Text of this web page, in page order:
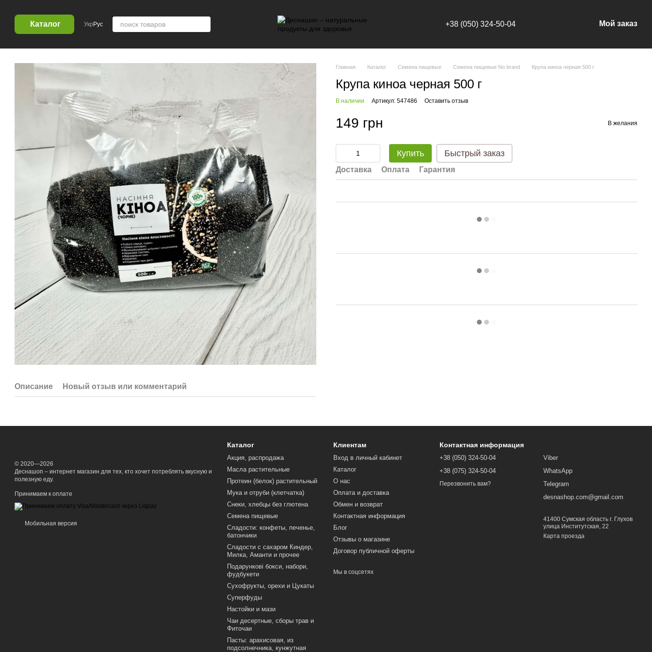
Каталог Укр Рус +38 (050) 324-50-04 Мой заказ
Описание Новый отзыв или комментарий
Главная Каталог Семена пищевые Семена пищевые No brand Крупа киноа черная 500 г
Крупа киноа черная 500 г
В наличии Артикул: 547486 Оставить отзыв
149 грн В желания
Купить Быстрый заказ
Доставка Оплата Гарантия
© 2020—2026
Деснашоп – интернет магазин для тех, кто хочет потреблять вкусную и
полезную еду.
Принимаем к оплате
Мобильная версия
Каталог
Акция, распродажа
Масла растительные
Протеин (белок) растительный
Мука и отруби (клетчатка)
Снеки, хлебцы без глютена
Семена пищевые
Сладости: конфеты, печенье,
батончики
Сладости с сахаром Киндер,
Милка, Аманти и прочее
Подарункові бокси, набори,
фудбукети
Сухофрукты, орехи и Цукаты
Суперфуды
Настойки и мази
Чаи десертные, сборы трав и
Фиточаи
Пасты: арахисовая, из
подсолнечника, кунжутная
Клиентам
Вход в личный кабинет
Каталог
О нас
Оплата и доставка
Обмен и возврат
Контактная информация
Блог
Отзывы о магазине
Договор публичной оферты
Мы в соцсетях
Контактная информация
+38 (050) 324-50-04
+38 (075) 324-50-04
Перезвонить вам?
Viber
WhatsApp
Telegram
desnashop.com@gmail.com
41400 Сумская область г. Глухов
улица Институтская, 22
Карта проезда